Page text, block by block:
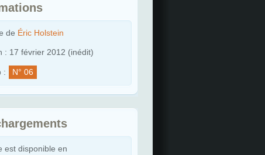
de Éric Holstein
: 17 février 2012 (inédit)
: N° 06
est disponible en